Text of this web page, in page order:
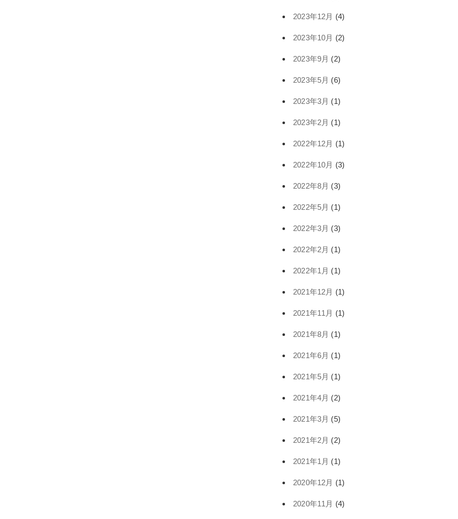
2023年12月 (4)
2023年10月 (2)
2023年9月 (2)
2023年5月 (6)
2023年3月 (1)
2023年2月 (1)
2022年12月 (1)
2022年10月 (3)
2022年8月 (3)
2022年5月 (1)
2022年3月 (3)
2022年2月 (1)
2022年1月 (1)
2021年12月 (1)
2021年11月 (1)
2021年8月 (1)
2021年6月 (1)
2021年5月 (1)
2021年4月 (2)
2021年3月 (5)
2021年2月 (2)
2021年1月 (1)
2020年12月 (1)
2020年11月 (4)